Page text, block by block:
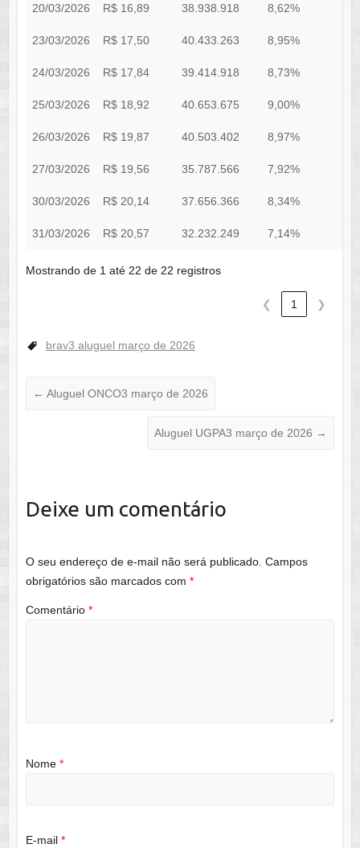
20/03/2026 R$ 16,89 38.938.918 8,62%
23/03/2026 R$ 17,50 40.433.263 8,95%
24/03/2026 R$ 17,84 39.414.918 8,73%
25/03/2026 R$ 18,92 40.653.675 9,00%
26/03/2026 R$ 19,87 40.503.402 8,97%
27/03/2026 R$ 19,56 35.787.566 7,92%
30/03/2026 R$ 20,14 37.656.366 8,34%
31/03/2026 R$ 20,57 32.232.249 7,14%
Mostrando de 1 até 22 de 22 registros
❮ 1 ❯
brav3 aluguel março de 2026
← Aluguel ONCO3 março de 2026
Aluguel UGPA3 março de 2026 →
Deixe um comentário
O seu endereço de e-mail não será publicado. Campos
obrigatórios são marcados com *
Comentário *
Nome *
E-mail *